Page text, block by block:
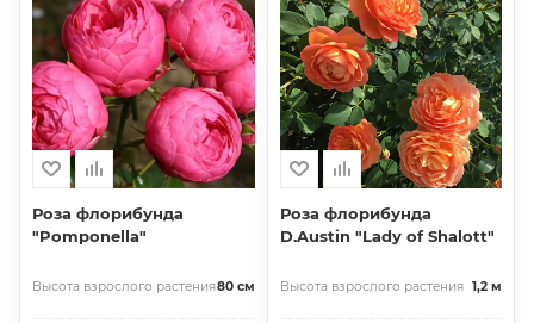
Роза флорибунда
"Pomponella"
Высота взрослого растения80 см
Роза флорибунда
D.Austin "Lady of Shalott"
Высота взрослого растения 1,2 м